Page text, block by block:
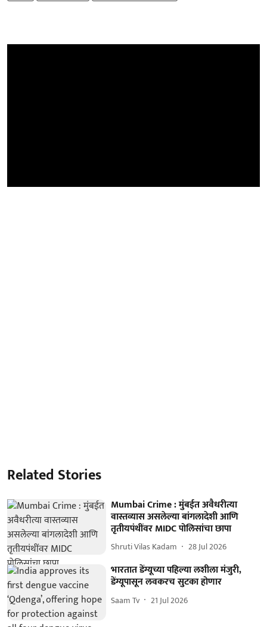
Related Stories
Mumbai Crime : मुंबईत अवैधरीत्या
वास्तव्यास असलेल्या बांगलादेशी आणि
तृतीयपंथींवर MIDC पोलिसांचा छापा
Shruti Vilas Kadam 28 Jul 2026
भारतात डेंग्यूच्या पहिल्या लशीला मंजुरी,
डेंग्यूपासून लवकरच सुटका होणार
Saam Tv 21 Jul 2026